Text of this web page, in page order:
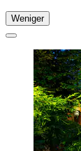
Weniger